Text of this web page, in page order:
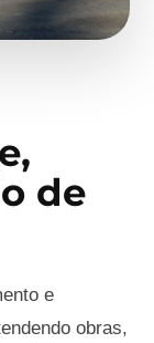
de
e
obras,